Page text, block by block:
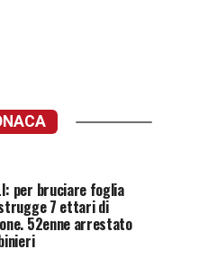
per bruciare foglia
7 ettari di
52enne arrestato